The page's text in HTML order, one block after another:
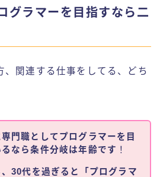
グラマーを目指すなら二
、関連する仕事をしてる、どち
門職としてプログラマーを目
なら条件分岐は年齢です ！
30代を過ぎると「プログラマ